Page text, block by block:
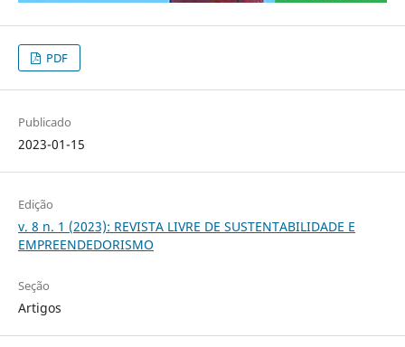
PDF
Publicado
2023-01-15
Edição
v. 8 n. 1 (2023): REVISTA LIVRE DE SUSTENTABILIDADE E
EMPREENDEDORISMO
Seção
Artigos